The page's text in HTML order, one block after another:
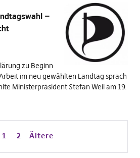
–
zu Beginn
im neu gewählten Landtag sprach
Ministerpräsident Stefan Weil am 19.
1 2 Ältere